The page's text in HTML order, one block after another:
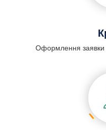
Оформлення заявки